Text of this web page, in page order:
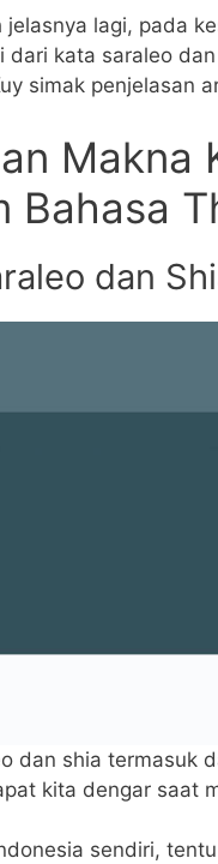
jelasnya lagi, pada
dari kata saraleo
simak penjelasan
Makna
Bahasa
dan
dan shia termasuk
kita dengar saat
sendiri,